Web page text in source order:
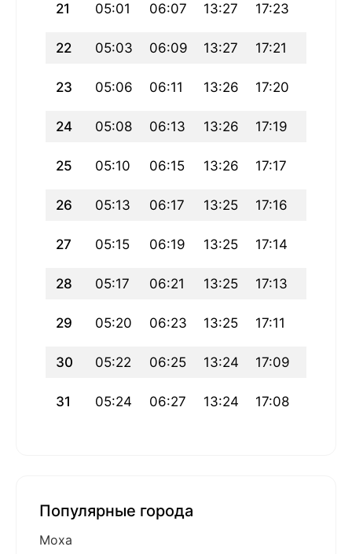
21 05:01 06:07 13:27 17:23
22 05:03 06:09 13:27 17:21
23 05:06 06:11 13:26 17:20
24 05:08 06:13 13:26 17:19
25 05:10 06:15 13:26 17:17
26 05:13 06:17 13:25 17:16
27 05:15 06:19 13:25 17:14
28 05:17 06:21 13:25 17:13
29 05:20 06:23 13:25 17:11
30 05:22 06:25 13:24 17:09
31 05:24 06:27 13:24 17:08
Популярные города
Моха